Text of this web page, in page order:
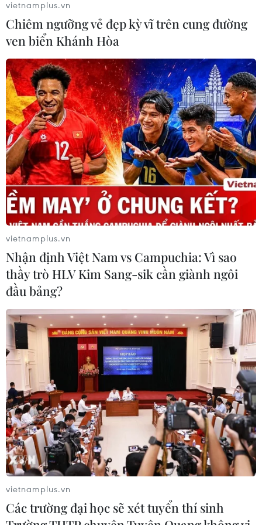
Tòa án Nga lần đầu phán quyết về
bản quyền đối với sản phẩm do AI tạo
ra
03/08/2026 04:28
Tây Ban Nha nỗ lực khôi phục trật tự
sau cuộc khủng hoảng chưa từng có
03/08/2026 03:55
Xem thêm
CƠ QUAN CHỦ QUẢN: THÔNG TẤN XÃ VIỆT NAM
Tổng Biên tập: TRẦN TIẾN DUẨN
Phó Tổng Biên tập: NGUYỄN THỊ TÁM, KHÚC THANH
THỦY
Sở hữu trí tuệ
Quy định sử dụng
RSS
Hỗ trợ
Ngôn ngữ
TTXVN
Dịch vụ tin
Quảng cáo
Liên hệ
vietnamplus.vn
Chiêm ngưỡng vẻ đẹp kỳ vĩ trên cung đường
ven biển Khánh Hòa
vietnamplus.vn
Nhận định Việt Nam vs Campuchia: Vì sao
thầy trò HLV Kim Sang-sik cần giành ngôi
đầu bảng?
vietnamplus.vn
Các trường đại học sẽ xét tuyển thí sinh